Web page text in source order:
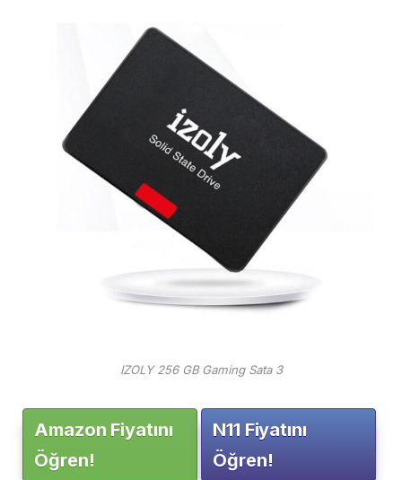
IZOLY 256 GB Gaming Sata 3
Amazon Fiyatını
Öğren!
N11 Fiyatını
Öğren!